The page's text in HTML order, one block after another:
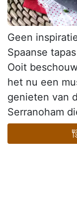
Geen
Spaanse
Ooit
het nu een
genieten van
Serranoham